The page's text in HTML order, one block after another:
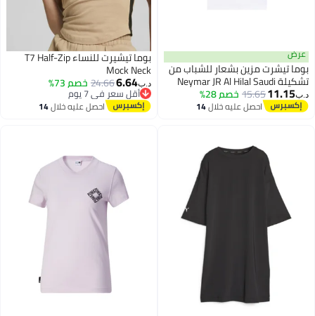
تيشرت مزين بشعار للشباب من
تشكيلة Neymar JR Al Hilal Saudi
11.15
15.65خصم 28%
احصل عليه خلال14
اغسطس
بوما تيشيرت للنساء T7 Half-Zip
Mock Neck
6.64
24.66خصم 73%
أقل سعر في 7 يوم
أقل سعر في 7 يوماحصل عليه خلال14
اغسطس